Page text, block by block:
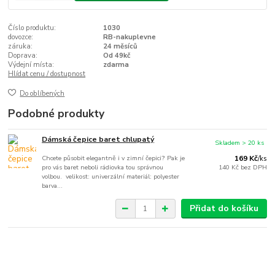
Číslo produktu:
1030
dovozce:
RB-nakuplevne
záruka:
24 měsíců
Doprava:
Od 49kč
Výdejní místa:
zdarma
Hlídat cenu / dostupnost
Do oblíbených
Podobné produkty
Dámská čepice baret chlupatý
Chcete působit elegantně i v zimní čepici? Pak je
pro vás baret neboli rádiovka tou správnou
volbou. velikost: univerzální materiál: polyester
barva...
169 Kč/ks
140 Kč bez DPH
Skladem > 20 ks
Přidat do košíku